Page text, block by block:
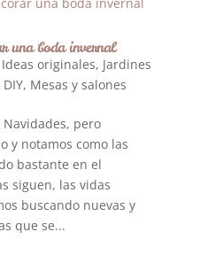
una boda invernal
Ideas originales, Jardines
, Mesas y salones
Navidades, pero
y notamos como las
bastante en el
siguen, las vidas
buscando nuevas y
que se...